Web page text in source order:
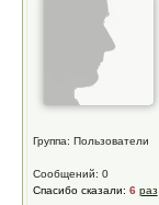
Группа: Пользователи
Сообщений: 0
Спасибо сказали: 6 раз